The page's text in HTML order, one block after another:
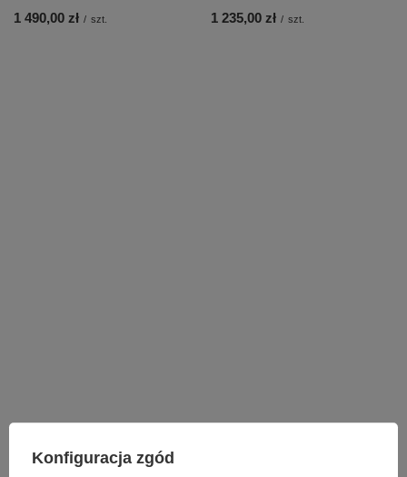
1 490,00 zł / szt. 1 235,00 zł / szt.
LAMPY WEWNĘTRZNE
Konfiguracja zgód